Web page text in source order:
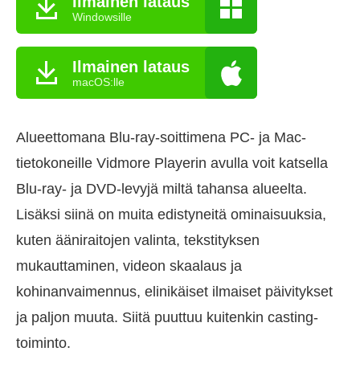
Windowsille
Ilmainen lataus
macOS:lle
Alueettomana Blu-ray-soittimena PC- ja Mac-
tietokoneille Vidmore Playerin avulla voit katsella
Blu-ray- ja DVD-levyjä miltä tahansa alueelta.
Lisäksi siinä on muita edistyneitä ominaisuuksia,
kuten ääniraitojen valinta, tekstityksen
mukauttaminen, videon skaalaus ja
kohinanvaimennus, elinikäiset ilmaiset päivitykset
ja paljon muuta. Siitä puuttuu kuitenkin casting-
toiminto.